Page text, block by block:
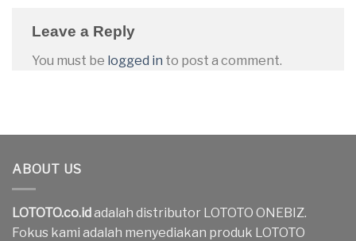
Leave a Reply
You must be logged in to post a comment.
ABOUT US
LOTOTO.co.idadalah distributor LOTOTO ONEBIZ.
Fokus kami adalah menyediakan produk LOTOTO